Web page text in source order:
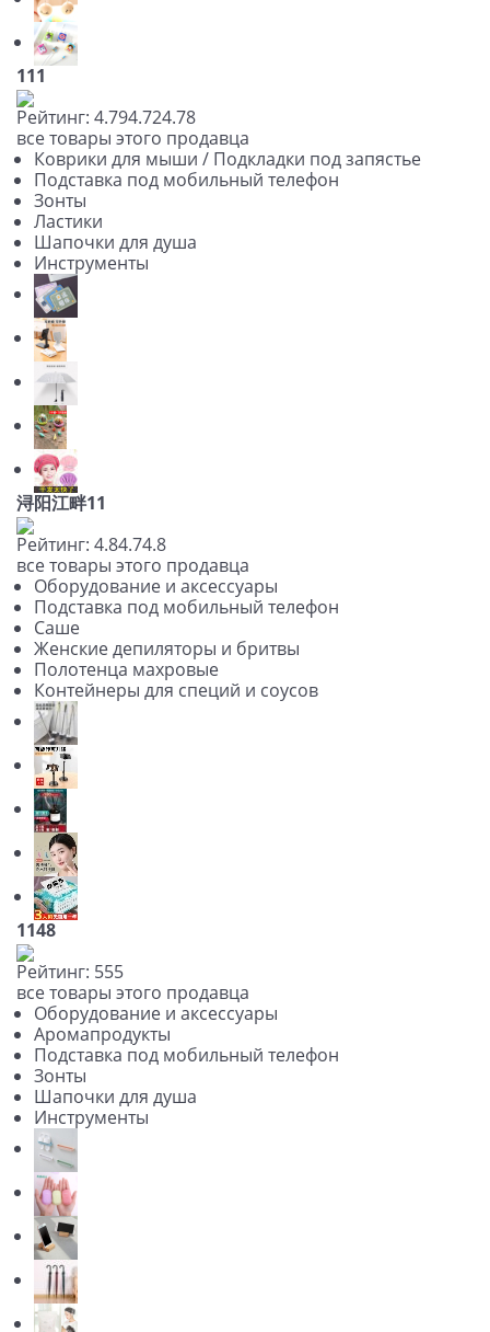
111
Рейтинг: 4.794.724.78
все товары этого продавца
Коврики для мыши / Подкладки под запястье
Подставка под мобильный телефон
Зонты
Ластики
Шапочки для душа
Инструменты
浔阳江畔11
Рейтинг: 4.84.74.8
все товары этого продавца
Оборудование и аксессуары
Подставка под мобильный телефон
Саше
Женские депиляторы и бритвы
Полотенца махровые
Контейнеры для специй и соусов
1148
Рейтинг: 555
все товары этого продавца
Оборудование и аксессуары
Аромапродукты
Подставка под мобильный телефон
Зонты
Шапочки для душа
Инструменты